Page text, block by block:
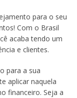
para o seu
Com o Brasil
acaba tendo um
e clientes.
para a sua
aplicar naquela
financeiro. Seja a